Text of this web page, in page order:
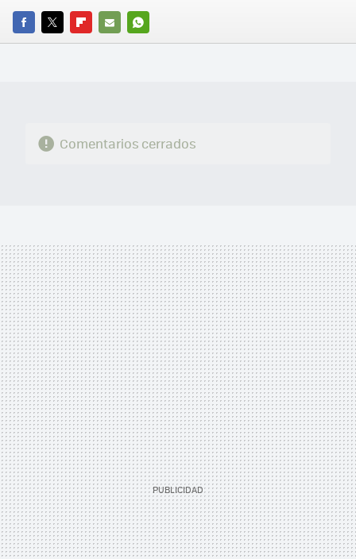
FACEBOOK
TWITTERFLIPBOARD
E-
WHATSAPP
Comentarios cerrados